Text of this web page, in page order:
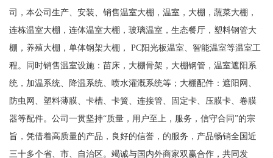
司，本公司生产、安装、销售温室大棚，温室，大棚，蔬菜大棚，
连栋温室大棚，连体温室大棚，玻璃温室，生态餐厅，塑料钢管大
棚，养殖大棚，单体钢架大棚， PC阳光板温室、智能温室等温室工
程。同时销售温室设施：苗床，大棚骨架，大棚钢管，温室遮阳系
统，加温系统、降温系统、喷水灌溉系统等；大棚配件：遮阳网、
防虫网、塑料薄膜、卡槽、卡簧、连接管、固定卡、压膜卡、卷膜
器等配件。公司一贯坚持“质量，用户至上，服务，信守合同”的宗
旨，凭借着高质量的产品，良好的信誉，的服务，产品畅销全国近
三十多个省、市、自治区。竭诚与国内外商家双赢合作，共同发